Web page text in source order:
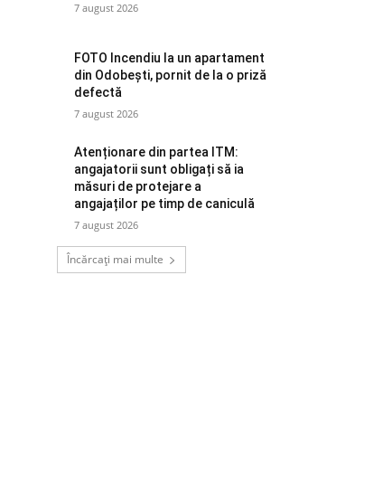
7 august 2026
FOTO Incendiu la un apartament
din Odobești, pornit de la o priză
defectă
7 august 2026
Atenționare din partea ITM:
angajatorii sunt obligați să ia
măsuri de protejare a
angajaților pe timp de caniculă
7 august 2026
Încărcați mai multe